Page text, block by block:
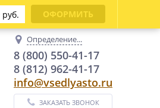
Определение...
8 (800) 550-41-17
8 (812) 962-41-17
info@vsedlyasto.ru
ЗАКАЗАТЬ ЗВОНОК
руб. ОФОРМИТЬ